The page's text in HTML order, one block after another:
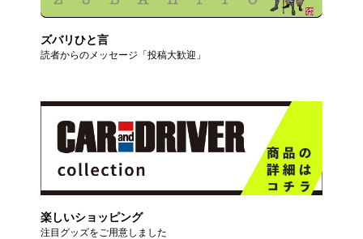
ズバリひと言
読者からのメッセージ「投稿大歓迎」
楽しいショッピング
注目グッズをご用意しました